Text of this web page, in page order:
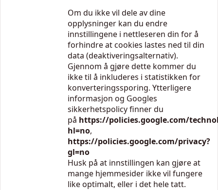
Om du ikke vil dele av dine
opplysninger kan du endre
innstillingene i nettleseren din for å
forhindre at cookies lastes ned til din
data (deaktiveringsalternativ).
Gjennom å gjøre dette kommer du
ikke til å inkluderes i statistikken for
konverteringssporing. Ytterligere
informasjon og Googles
sikkerhetspolicy finner du
på https://policies.google.com/
hl=no,
https://policies.google.com/privacy?
gl=no
Husk på at innstillingen kan gjøre at
mange hjemmesider ikke vil fungere
like optimalt, eller i det hele tatt.